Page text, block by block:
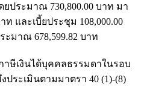
ประมาณ 730,800.00 บาท มา
ท และเบี้ยประชุม 108,000.00
มาณ 678,599.82 บาท
าษีเงินได้บุคคลธรรมดาในรอบ
ระเมินตามมาตรา 40 (1)-(8)